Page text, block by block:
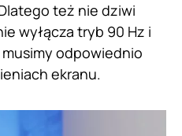
też nie dziwi
wyłącza tryb 90 Hz i
odpowiednio
ekranu.